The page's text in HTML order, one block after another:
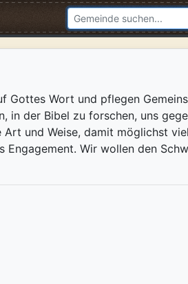
Gottes Wort und pflegen
in der Bibel zu forschen, uns
Art und Weise, damit möglichst
Wir wollen den